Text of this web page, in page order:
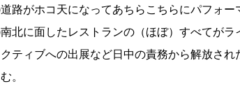
路がホコ天になってあちらこちらにパフォー
北に面したレストランの（ほぼ）すべてがラ
ティブへの出展など日中の責務から解放され
。